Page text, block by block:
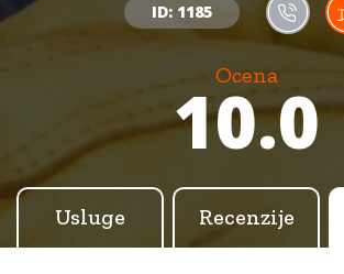
ID: 1185
Ocena
10.0
Usluge Recenzije